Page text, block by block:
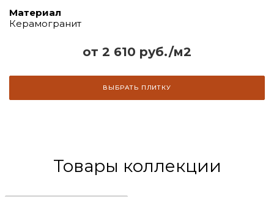
от 2 610 руб./м2
ВЫБРАТЬ ПЛИТКУ
Материал
Керамогранит
Товары коллекции